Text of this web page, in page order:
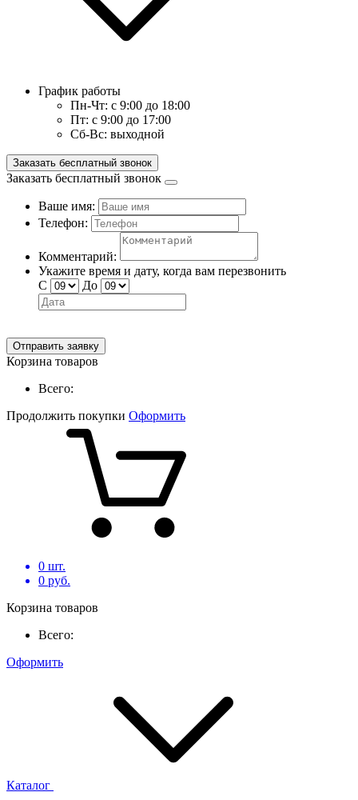
График работы
Пн-Чт: с 9:00 до 18:00
Пт: с 9:00 до 17:00
Сб-Вс: выходной
Заказать бесплатный звонок
Заказать бесплатный звонок
Ваше имя:
Телефон:
Комментарий:
Укажите время и дату, когда вам перезвонить
С
До
Отправить заявку
Корзина товаров
Всего:
Продолжить покупки Оформить
0 шт.
0 руб.
Корзина товаров
Всего:
Оформить
Каталог